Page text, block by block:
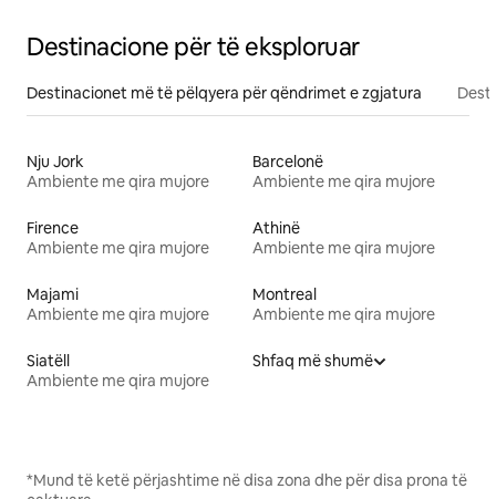
Destinacione për të eksploruar
Destinacionet më të pëlqyera për qëndrimet e zgjatura
Nju Jork
Ambiente me qira mujore
Barcelonë
Ambiente me qira mujore
Firence
Ambiente me qira mujore
Athinë
Ambiente me qira mujore
Majami
Ambiente me qira mujore
Montreal
Ambiente me qira mujore
Siatëll
Ambiente me qira mujore
Shfaq më shumë
*Mund të ketë përjashtime në disa zona dhe për disa prona të